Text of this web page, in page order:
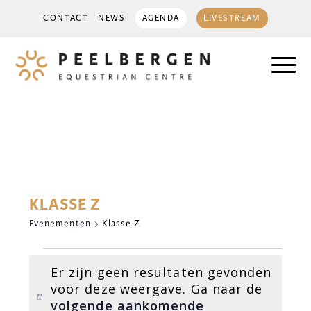
CONTACT NEWS AGENDA LIVESTREAM
KLASSE Z
Evenementen Klasse Z
Bericht
Er zijn geen resultaten gevonden
voor deze weergave. Ga naar de
volgende aankomende